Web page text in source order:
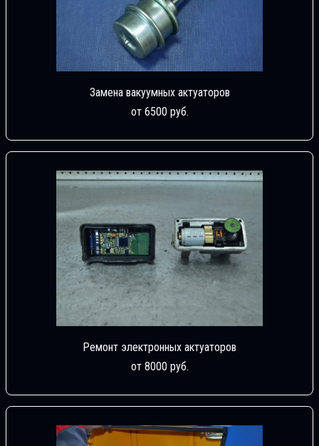
Замена вакуумных актуаторов
от 6500 руб.
Ремонт электронных актуаторов
от 8000 руб.